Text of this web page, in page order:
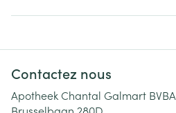
Contactez nous
Apotheek Chantal Galmart BVBA